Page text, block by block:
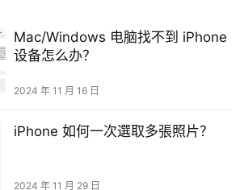
Mac/Windows 电脑找不到 iPhone
设备怎么办？
2024 年 11 月 16 日
iPhone 如何一次選取多張照片？
2024 年 11 月 29 日